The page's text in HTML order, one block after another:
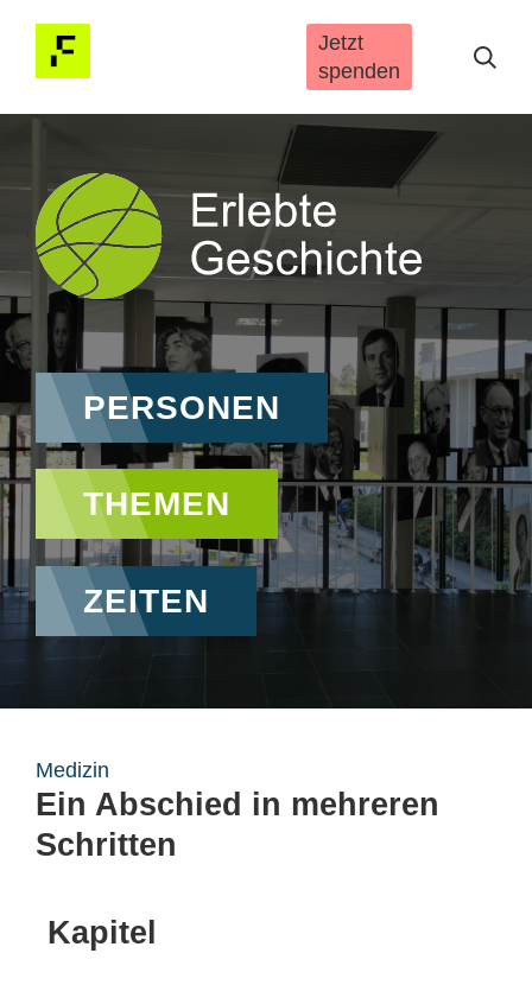
Jetzt
spenden
Hauptnavigation
PERSONEN
THEMEN
ZEITEN
Medizin
Ein Abschied in mehreren
Schritten
Kapitel